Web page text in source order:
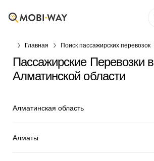
Главная Поиск пассажирских перевозок
Пассажирские Перевозки в
Алматинской области
Алматинская область
Алматы